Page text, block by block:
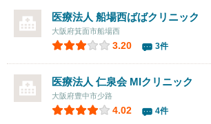
医療法人 船場西ばばクリニック
大阪府箕面市船場西
3.20 3件
医療法人 仁泉会 MIクリニック
大阪府豊中市少路
4.02 4件